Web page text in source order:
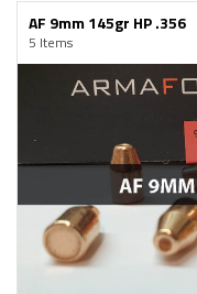
AF 9mm 145gr HP .356
5 Items